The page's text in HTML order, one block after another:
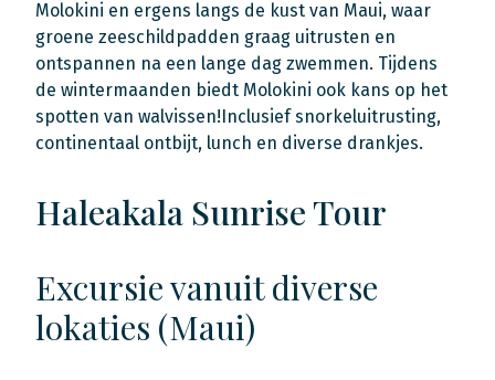
Molokini en ergens langs de kust van Maui, waar
groene zeeschildpadden graag uitrusten en
ontspannen na een lange dag zwemmen. Tijdens
de wintermaanden biedt Molokini ook kans op het
spotten van walvissen!Inclusief snorkeluitrusting,
continentaal ontbijt, lunch en diverse drankjes.
Haleakala Sunrise Tour
Excursie vanuit diverse
lokaties (Maui)